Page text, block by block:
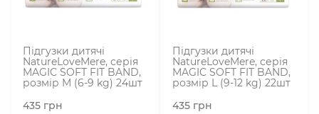
Підгузки дитячі
NatureLoveMere, серія
MAGIC SOFT FIT BAND,
розмір M (6-9 kg) 24шт
435 грн
Підгузки дитячі
NatureLoveMere, серія
MAGIC SOFT FIT BAND,
розмір L (9-12 kg) 22шт
435 грн